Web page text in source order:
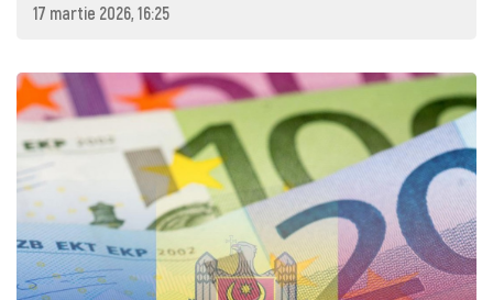
17 martie 2026, 16:25